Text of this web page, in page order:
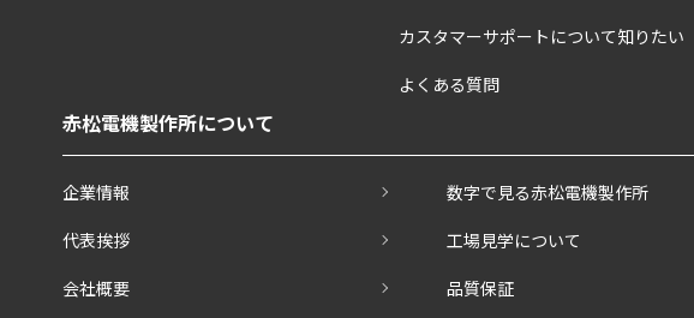
カスタマーサポートについて知りたい
よくある質問
赤松電機製作所について
企業情報
代表挨拶
会社概要
数字で見る赤松電機製作所
工場見学について
品質保証